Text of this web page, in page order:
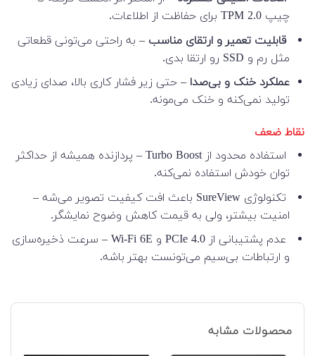
چیپ TPM 2.0 برای حفاظت از اطلاعات.
قابلیت تعمیر و ارتقای مناسب – به راحتی می‌تونی قطعاتی
مثل رم و SSD رو ارتقا بدی.
عملکرد خنک و بی‌صدا – حتی زیر فشار کاری بالا، صدای زیادی
تولید نمی‌کنه و خنک می‌مونه.
نقاط ضعف
استفاده محدود از Turbo Boost – پردازنده همیشه از حداکثر
توان خودش استفاده نمی‌کنه.
تکنولوژی SureView باعث افت کیفیت تصویر می‌شه –
امنیت بیشتر، ولی به قیمت کاهش وضوح نمایشگر.
عدم پشتیبانی از PCIe 4.0 و Wi-Fi 6E – سرعت ذخیره‌سازی
و ارتباطات بی‌سیم می‌تونست بهتر باشه.
محصولات مشابه